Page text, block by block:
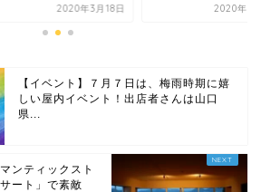
2020年7月14日 2024年1
【イベント】７月７日は、梅雨時期に嬉
しい屋内イベント！出店者さんは山口
県...
ンティックスト
ート」で素敵